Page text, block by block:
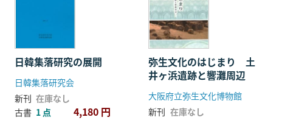
日韓集落研究の展開
日韓集落研究会
新刊 在庫なし
古書 1 点 4,180 円
弥生文化のはじまり 土
井ヶ浜遺跡と響灘周辺
大阪府立弥生文化博物館
新刊 在庫なし